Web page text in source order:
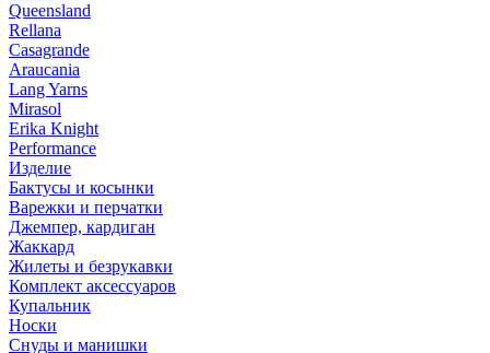
Queensland
Rellana
Casagrande
Araucania
Lang Yarns
Mirasol
Erika Knight
Performance
Изделие
Бактусы и косынки
Варежки и перчатки
Джемпер, кардиган
Жаккард
Жилеты и безрукавки
Комплект аксессуаров
Купальник
Носки
Снуды и манишки